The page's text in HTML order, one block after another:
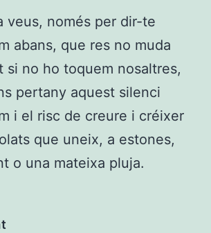
veus, només per dir-te
abans, que res no muda
si no ho toquem nosaltres,
pertany aquest silenci
i el risc de creure i créixer
que uneix, a estones,
o una mateixa pluja.